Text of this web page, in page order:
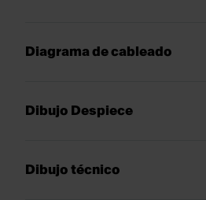
Diagrama de cableado
Dibujo Despiece
Dibujo técnico